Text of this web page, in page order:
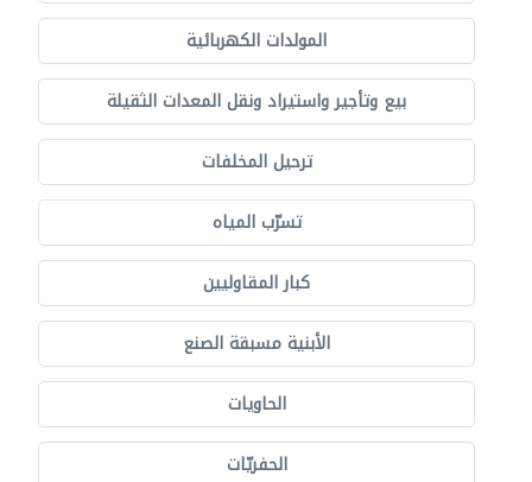
المولدات الكهربائية
بيع وتأجير واستيراد ونقل المعدات الثقيلة
ترحيل المخلفات
تسرّب المياه
كبار المقاوليين
الأبنية مسبقة الصنع
الحاويات
الحفريّات